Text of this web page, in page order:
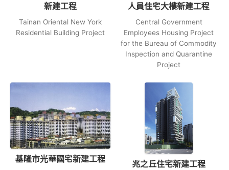
新建工程
Tainan Oriental New York
Residential Building Project
人員住宅大樓新建工程
Central Government
Employees Housing Project
for the Bureau of Commodity
Inspection and Quarantine
Project
基隆市光華國宅新建工程 兆之丘住宅新建工程